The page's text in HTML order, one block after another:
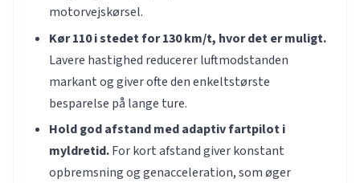
motorvejskørsel.
Kør 110 i stedet for 130 km/t, hvor det er muligt.
Lavere hastighed reducerer luftmodstanden
markant og giver ofte den enkeltstørste
besparelse på lange ture.
Hold god afstand med adaptiv fartpilot i
myldretid.For kort afstand giver konstant
opbremsning og genacceleration, som øger